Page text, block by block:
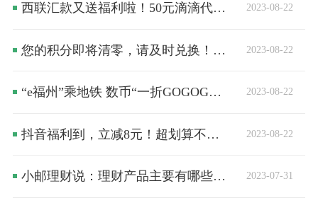
2023-08-22
西联汇款又送福利啦！50元滴滴代金券，五常香米等你来拿！
2023-08-22
您的积分即将清零，请及时兑换！——邮储银行温馨提醒
2023-08-22
“e福州”乘地铁 数币“一折GOGOGO”！
2023-08-22
抖音福利到，立减8元！超划算不容错过~
2023-07-31
小邮理财说：理财产品主要有哪些类型？